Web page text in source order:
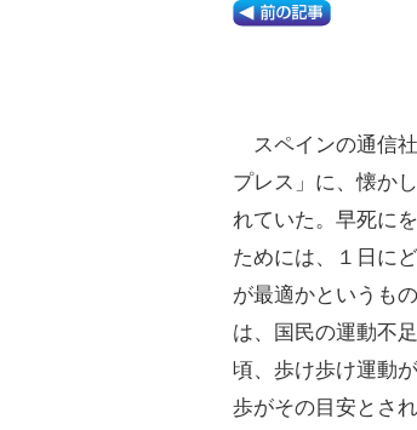
スペインの通信社
プレス」に、懐か
れていた。早死に
ためには、１日に
が最適かというも
は、国民の運動不
頃、歩け歩け運動
歩がその目安とされ